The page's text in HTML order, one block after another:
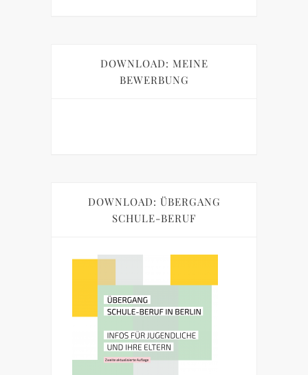
DOWNLOAD: MEINE
BEWERBUNG
DOWNLOAD: ÜBERGANG
SCHULE-BERUF